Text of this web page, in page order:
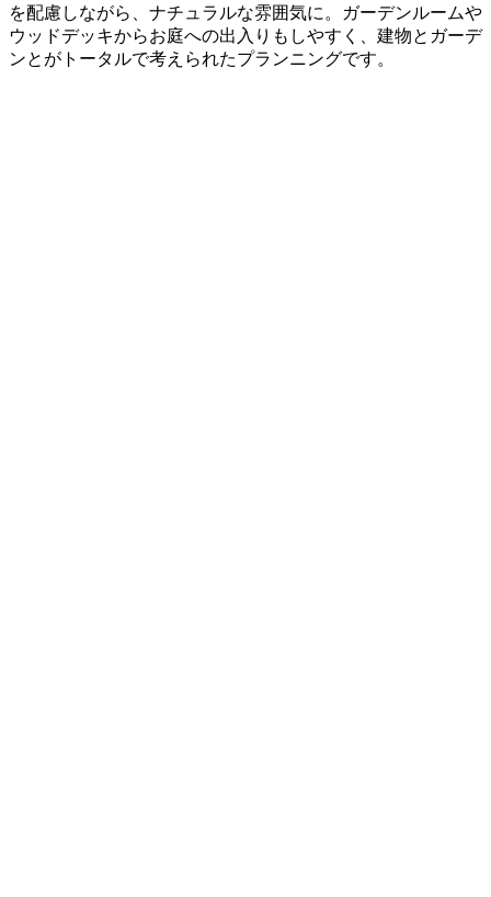
を配慮しながら、ナチュラルな雰囲気に。ガーデンルームや
ウッドデッキからお庭への出入りもしやすく、建物とガーデ
ンとがトータルで考えられたプランニングです。